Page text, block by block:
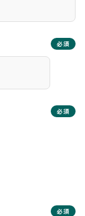
必須
必須
必須